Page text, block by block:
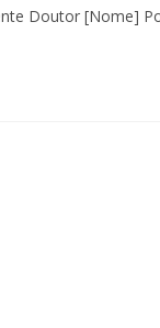
Doutor [Nome]